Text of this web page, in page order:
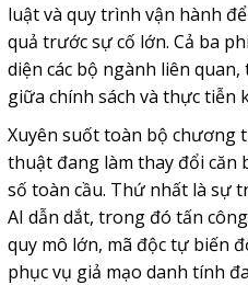
luật và quy trình vận hành
quả trước sự cố lớn. Cả ba
diện các bộ ngành liên
giữa chính sách và thực tiễn
Xuyên suốt toàn bộ chương
thuật đang làm thay đổi
số toàn cầu. Thứ nhất là sự
AI dẫn dắt, trong đó tấn
quy mô lớn, mã độc tự biến
phục vụ giả mạo danh tính